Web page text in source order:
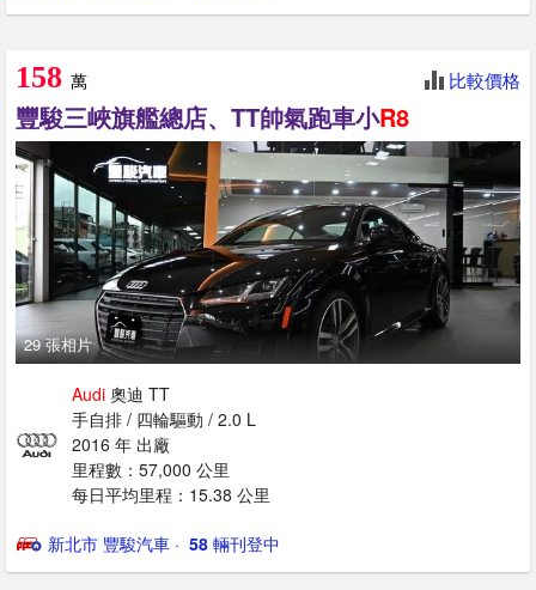
158 萬 比較價格
豐駿三峽旗艦總店、TT帥氣跑車小R8
29 張相片
Audi 奧迪 TT
手自排 / 四輪驅動 / 2.0 L
2016 年 出廠
里程數：57,000 公里
每日平均里程：15.38 公里
新北市 豐駿汽車 · ‎ 58 輛刊登中